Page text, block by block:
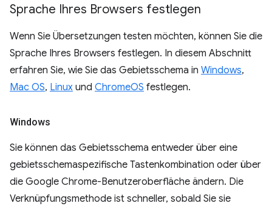
Sprache Ihres Browsers festlegen
Wenn Sie Übersetzungen testen möchten, können Sie die
Sprache Ihres Browsers festlegen. In diesem Abschnitt
erfahren Sie, wie Sie das Gebietsschema in Windows,
Mac OS, Linux und ChromeOS festlegen.
Windows
Sie können das Gebietsschema entweder über eine
gebietsschemaspezifische Tastenkombination oder über
die Google Chrome-Benutzeroberfläche ändern. Die
Verknüpfungsmethode ist schneller, sobald Sie sie